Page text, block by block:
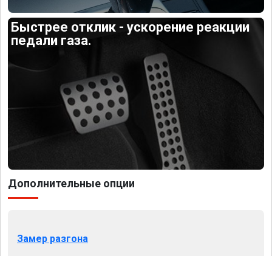
Быстрее отклик - ускорение реакции
педали газа.
Дополнительные опции
Замер разгона